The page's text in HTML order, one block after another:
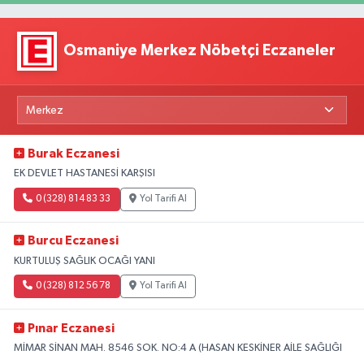
Osmaniye Merkez Nöbetçi Eczaneler
Burak Eczanesi
EK DEVLET HASTANESİ KARŞISI
0 (328) 814 83 33 Yol Tarifi Al
Burcu Eczanesi
KURTULUŞ SAĞLIK OCAĞI YANI
0 (328) 812 56 78 Yol Tarifi Al
Pınar Eczanesi
MİMAR SİNAN MAH. 8546 SOK. NO:4 A (HASAN KESKİNER AİLE SAĞLIĞI